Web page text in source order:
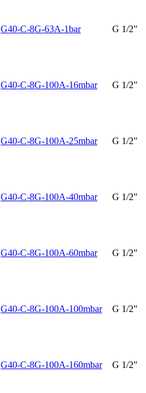
G40-C-8G-63A-1bar G 1/2"
G40-C-8G-100A-16mbar G 1/2"
G40-C-8G-100A-25mbar G 1/2"
G40-C-8G-100A-40mbar G 1/2"
G40-C-8G-100A-60mbar G 1/2"
G40-C-8G-100A-100mbar G 1/2"
G40-C-8G-100A-160mbar G 1/2"